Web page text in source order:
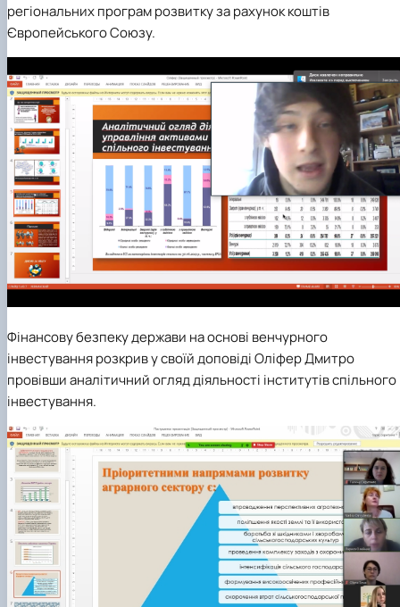
регіональних програм розвитку за рахунок коштів
Європейського Союзу.
Фінансову безпеку держави на основі венчурного
інвестування розкрив у своїй доповідіОліфер Дмитро
провівши аналітичний огляд діяльності інститутів спільного
інвестування.